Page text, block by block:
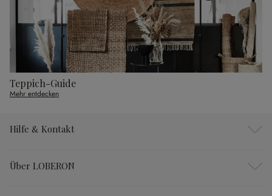
Teppich-Guide
Mehr entdecken
Hilfe & Kontakt
Über LOBERON